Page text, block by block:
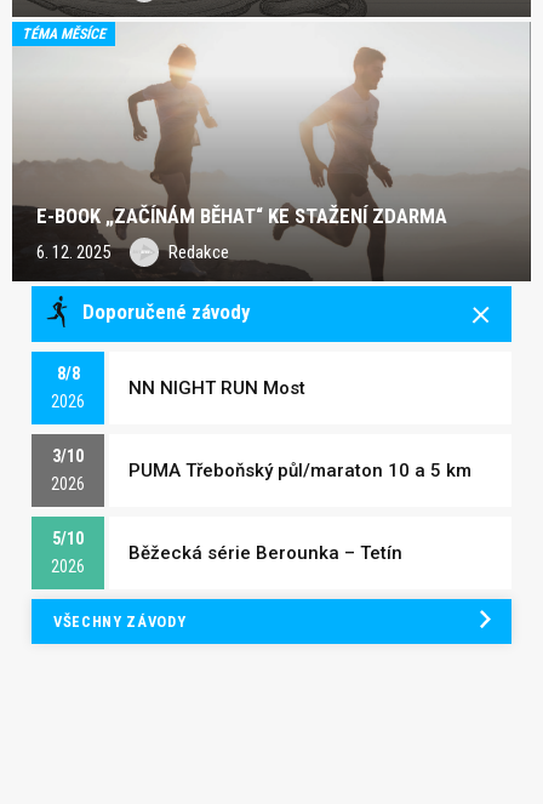
TÉMA MĚSÍCE
E-BOOK „ZAČÍNÁM BĚHAT“ KE STAŽENÍ ZDARMA
6. 12. 2025 Redakce
Doporučené závody
8/8
2026
NN NIGHT RUN Most
3/10
2026
PUMA Třeboňský půl/maraton 10 a 5 km
5/10
2026
Běžecká série Berounka – Tetín
VŠECHNY ZÁVODY